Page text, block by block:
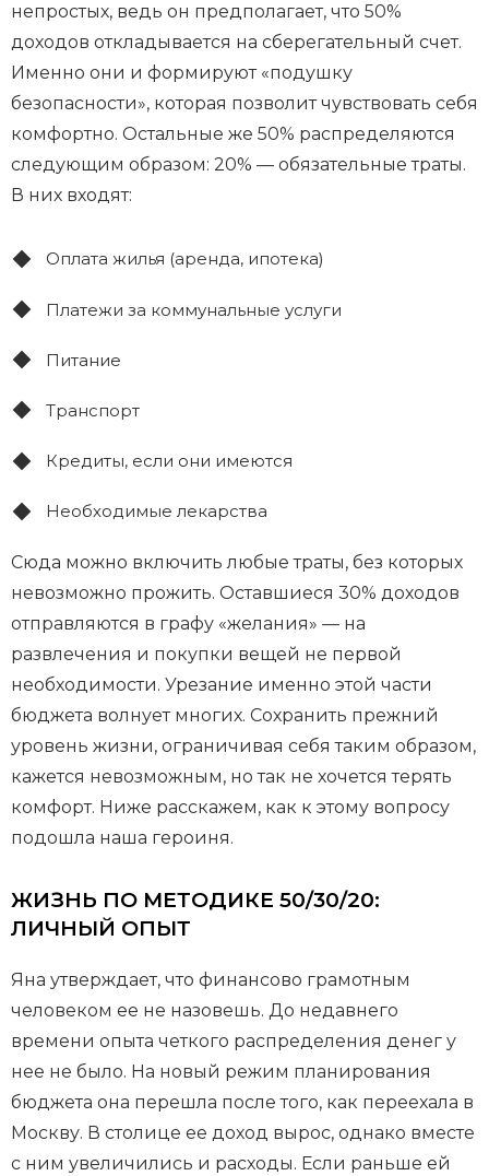
непростых, ведь он предполагает, что 50%
доходов откладывается на сберегательный счет.
Именно они и формируют «подушку
безопасности», которая позволит чувствовать себя
комфортно. Остальные же 50% распределяются
следующим образом: 20% — обязательные траты.
В них входят:
Оплата жилья (аренда, ипотека)
Платежи за коммунальные услуги
Питание
Транспорт
Кредиты, если они имеются
Необходимые лекарства
Сюда можно включить любые траты, без которых
невозможно прожить. Оставшиеся 30% доходов
отправляются в графу «желания» — на
развлечения и покупки вещей не первой
необходимости. Урезание именно этой части
бюджета волнует многих. Сохранить прежний
уровень жизни, ограничивая себя таким образом,
кажется невозможным, но так не хочется терять
комфорт. Ниже расскажем, как к этому вопросу
подошла наша героиня.
ЖИЗНЬ ПО МЕТОДИКЕ 50/30/20:
ЛИЧНЫЙ ОПЫТ
Яна утверждает, что финансово грамотным
человеком ее не назовешь. До недавнего
времени опыта четкого распределения денег у
нее не было. На новый режим планирования
бюджета она перешла после того, как переехала в
Москву. В столице ее доход вырос, однако вместе
с ним увеличились и расходы. Если раньше ей